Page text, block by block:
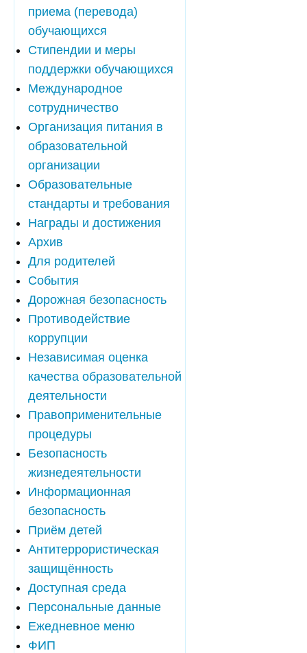
приема (перевода)
обучающихся
Стипендии и меры
поддержки обучающихся
Международное
сотрудничество
Организация питания в
образовательной
организации
Образовательные
стандарты и требования
Награды и достижения
Архив
Для родителей
События
Дорожная безопасность
Противодействие
коррупции
Независимая оценка
качества образовательной
деятельности
Правоприменительные
процедуры
Безопасность
жизнедеятельности
Информационная
безопасность
Приём детей
Антитеррористическая
защищённость
Доступная среда
Персональные данные
Ежедневное меню
ФИП